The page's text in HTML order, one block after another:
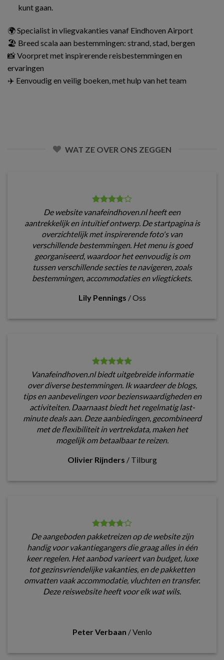
kunt gaan.
🌍 Specialist in vliegvakanties vanaf Eindhoven Airport
🏖️ Breed scala aan bestemmingen: strand, stad, bergen
📸 Voorpret met inspirerende reisbestemmingen en
ervaringen
✈️ Eenvoudig en veilig boeken, met hulp van het team
WAT ZE OVER ONS ZEGGEN
De website vanafeindhoven.nl heeft een
aantrekkelijk en intuïtief ontwerp. De startpagina is
overzichtelijk met inspirerende foto's van
verschillende bestemmingen. Het menu is goed
georganiseerd, waardoor het eenvoudig is om
tussen verschillende secties te navigeren, zoals
bestemmingen, accommodaties en vliegtickets.
Lily Pennings /Oss
Vanafeindhoven.nl biedt uitgebreide informatie
over diverse bestemmingen. Ik waardeer de blogs,
tips en aanbevelingen voor bezienswaardigheden en
activiteiten. Daarnaast biedt het regelmatig last-
minute deals aan. Deze aanbiedingen, gecombineerd
met de flexibiliteit in vertrekdata, maken het
mogelijk om betaalbaar te reizen.
Olivier Rijnders / Tilburg
De aangeboden pakketreizen op de website zijn
handig voor vakantiegangers die graag alles in één
keer regelen. Het aanbod varieert van budget, luxe
tot gezinsvriendelijke vakanties, en de pakketten
omvatten vaak accommodatie, vluchten en transfer.
Deze reiswebsite heeft voor elk wat wils.
Peter Verbaan /Venlo